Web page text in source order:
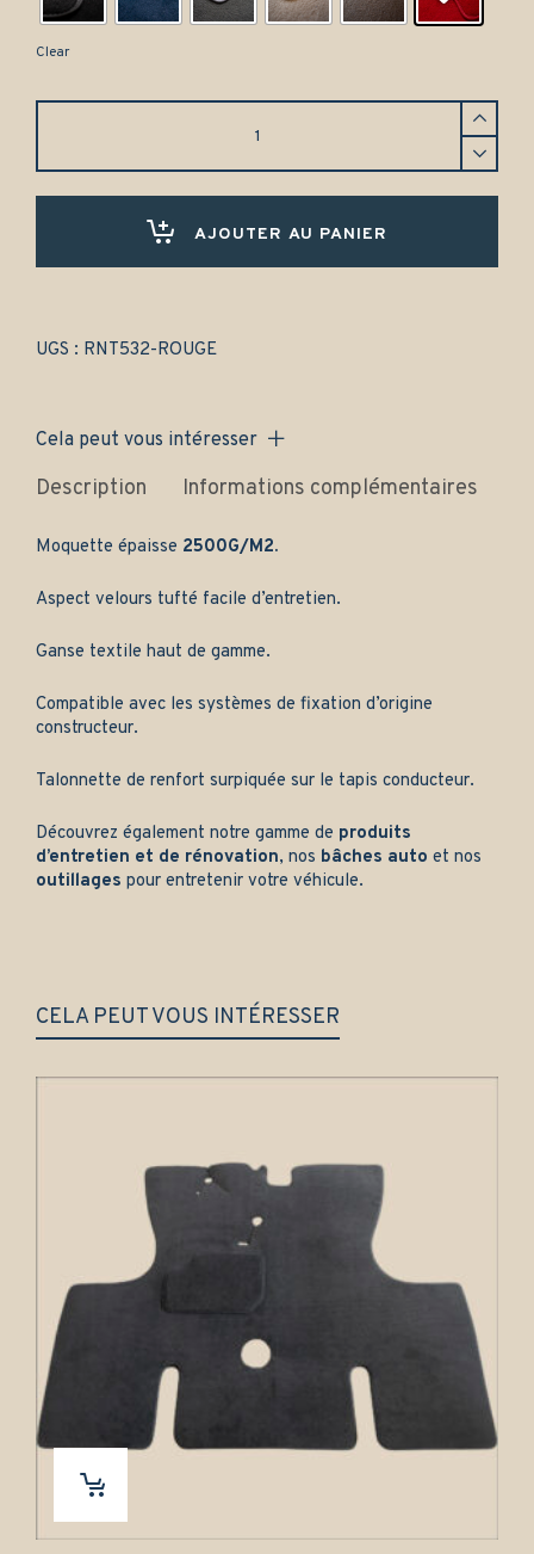
Clear
Gamme
AJOUTER AU PANIER
UGS : RNT532-ROUGE
Cela peut vous intéresser
Description Informations complémentaires
Moquette épaisse 2500G/M2.
Aspect velours tufté facile d’entretien.
Ganse textile haut de gamme.
Compatible avec les systèmes de fixation d’origine
constructeur.
Talonnette de renfort surpiquée sur le tapis conducteur.
Découvrez également notre gamme de produits
d’entretien et de rénovation, nos bâches auto et nos
outillages pour entretenir votre véhicule.
CELA PEUT VOUS INTÉRESSER